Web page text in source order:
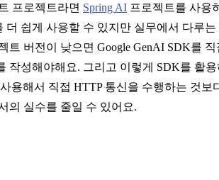
프로젝트라면 Spring AI 프로젝트를 사용
더 쉽게 사용할 수 있지만 실무에서 다루는
트 버전이 낮으면 Google GenAI SDK를 직
작성해야해요. 그리고 이렇게 SDK를 활용
사용해서 직접 HTTP 통신을 수행하는 것보
의 실수를 줄일 수 있어요.